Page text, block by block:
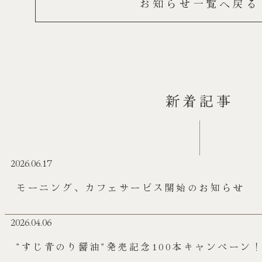
新着記事
2026.06.17
モーニング、カフェサービス開始のお知らせ
2026.04.06
”すじ青のり醤油”発売記念100本キャンペーン